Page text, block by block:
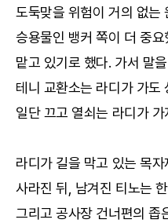
도둑맞을 위험이 거의 없는
승용물인 뱅커 쪽이 더 중
맡고 있기로 했다. 가서 말
테니 교환소는 라디가 가도
일단 끄고 열쇠는 라디가
라디가 길을 막고 있는 목
사라진 뒤, 남겨진 티노는
그리고 공사장 건너편의 좁